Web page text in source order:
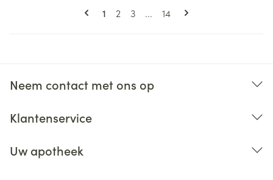
Pagina's
U lees momenteel pagina
1 Pagina
2 Pagina
3 ... Pagina
14
Neem contact met ons op
Klantenservice
Uw apotheek